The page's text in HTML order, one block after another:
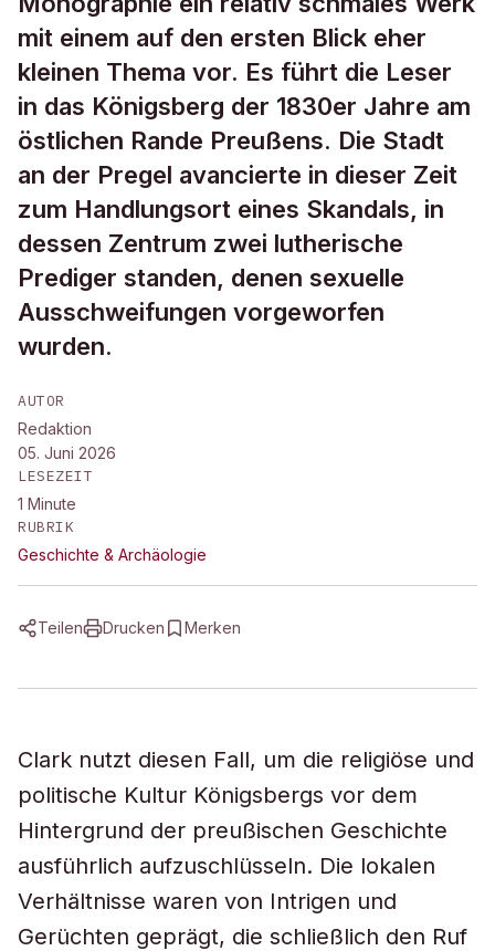
mit einem auf den ersten Blick eher
kleinen Thema vor. Es führt die Leser
in das Königsberg der 1830er Jahre am
östlichen Rande Preußens. Die Stadt
an der Pregel avancierte in dieser Zeit
zum Handlungsort eines Skandals, in
dessen Zentrum zwei lutherische
Prediger standen, denen sexuelle
Ausschweifungen vorgeworfen
wurden.
AUTOR
Redaktion
05. Juni 2026
LESEZEIT
1 Minute
RUBRIK
Geschichte & Archäologie
Teilen Drucken Merken
Clark nutzt diesen Fall, um die religiöse und
politische Kultur Königsbergs vor dem
Hintergrund der preußischen Geschichte
ausführlich aufzuschlüsseln. Die lokalen
Verhältnisse waren von Intrigen und
Gerüchten geprägt, die schließlich den Ruf